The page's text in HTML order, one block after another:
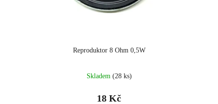
Reproduktor 8 Ohm 0,5W
Skladem (28 ks)
18 Kč